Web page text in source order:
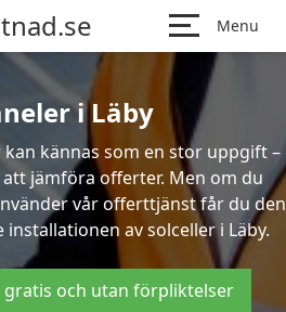
Menu
i Läby
kännas som en stor uppgift –
jämföra offerter. Men om du
vår offerttjänst får du den
av solceller i Läby.
gratis och utan förpliktelser